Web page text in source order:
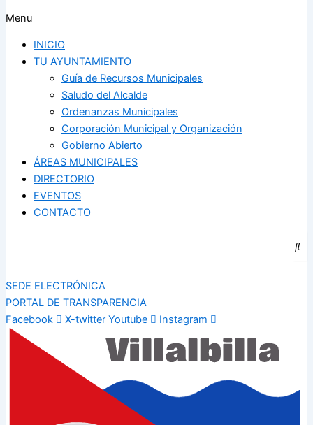
Menu
INICIO
TU AYUNTAMIENTO
Guía de Recursos Municipales
Saludo del Alcalde
Ordenanzas Municipales
Corporación Municipal y Organización
Gobierno Abierto
ÁREAS MUNICIPALES
DIRECTORIO
EVENTOS
CONTACTO
SEDE ELECTRÓNICA
PORTAL DE TRANSPARENCIA
Facebook
X-twitter Youtube Instagram